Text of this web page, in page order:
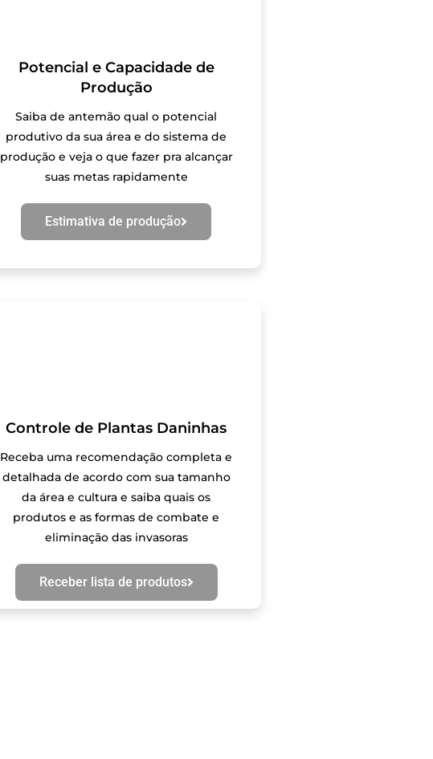
Potencial e Capacidade de
Produção
Saiba de antemão qual o potencial
produtivo da sua área e do sistema de
produção e veja o que fazer pra alcançar
suas metas rapidamente
Estimativa de produção
Controle de Plantas Daninhas
Receba uma recomendação completa e
detalhada de acordo com sua tamanho
da área e cultura e saiba quais os
produtos e as formas de combate e
eliminação das invasoras
Receber lista de produtos